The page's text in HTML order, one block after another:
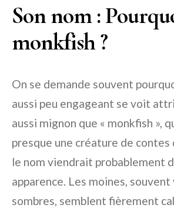
Son nom :
monkfish ?
On se demande souvent
aussi peu engageant se voit
aussi mignon que « monkfish »,
presque une créature de contes
le nom viendrait probablement
apparence. Les moines,
sombres, semblent fièrement